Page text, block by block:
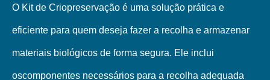
O Kit de Criopreservação é uma solução prática e
eficiente para quem deseja fazer a recolha e armazenar
materiais biológicos de forma segura. Ele inclui
oscomponentes necessários para a recolha adequada